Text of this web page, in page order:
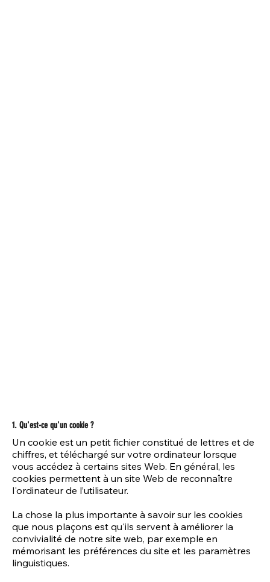
1. Qu'est-ce qu'un cookie ?
Un cookie est un petit fichier constitué de lettres et de
chiffres, et téléchargé sur votre ordinateur lorsque
vous accédez à certains sites Web. En général, les
cookies permettent à un site Web de reconnaître
l'ordinateur de l’utilisateur.
La chose la plus importante à savoir sur les cookies
que nous plaçons est qu'ils servent à améliorer la
convivialité de notre site web, par exemple en
mémorisant les préférences du site et les paramètres
linguistiques.